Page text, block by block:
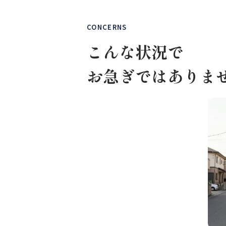
CONCERNS
こんな状況で
お急ぎではありま